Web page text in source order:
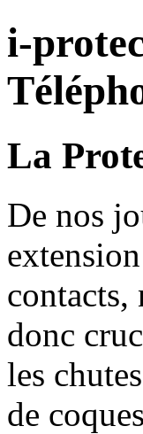
i-
La
De nos
contacts,
donc
les
de